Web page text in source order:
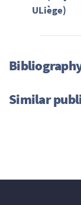
ULiège)
Similar